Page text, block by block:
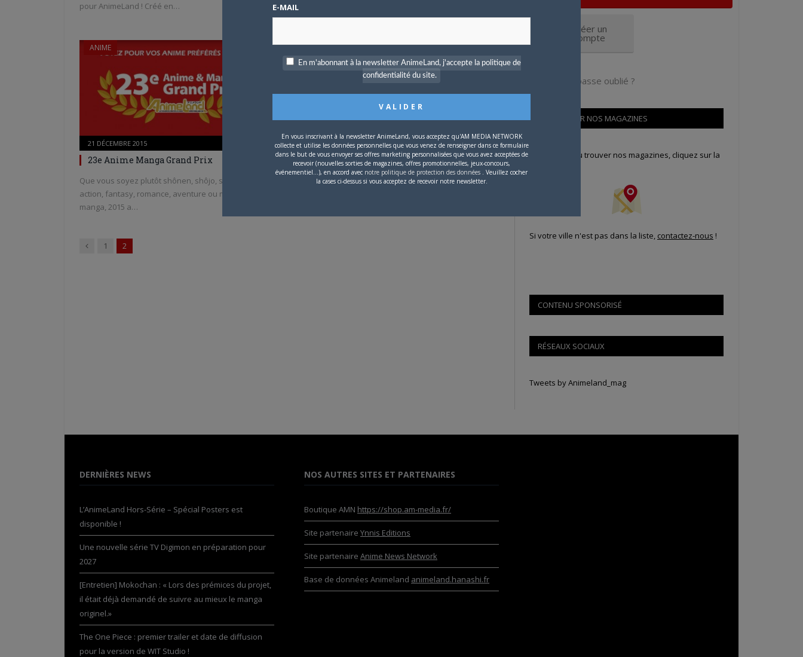
pour AnimeLand ! Créé en…
février à partir de 10h30 à Paris Manga…
ANIME
21 DÉCEMBRE 2015
23e Anime Manga Grand Prix
Que vous soyez plutôt shônen, shôjo, seinen, yaoi,
action, fantasy, romance, aventure ou même global
manga, 2015 a…
ANIMELAND
18 DÉCEMBRE 2015 1
Nouveau site : toutes les informations !
Nouveau site : on vous dit tout ! Plus clair, plus épuré
Précédent
1 2
Créer un
compte
Mot de passe oublié ?
OÙ TROUVER NOS MAGAZINES
Pour savoir où trouver nos magazines, cliquez sur la
Si votre ville n'est pas dans la liste, contactez-nous !
CONTENU SPONSORISÉ
RÉSEAUX SOCIAUX
Tweets by Animeland_mag
DERNIÈRES NEWS
L’AnimeLand Hors-Série – Spécial Posters est
disponible !
Une nouvelle série TV Digimon en préparation pour
2027
[Entretien] Mokochan : « Lors des prémices du projet,
il était déjà demandé de suivre au mieux le manga
originel.»
The One Piece : premier trailer et date de diffusion
pour la version de WIT Studio !
NOS AUTRES SITES ET PARTENAIRES
Boutique AMN https://shop.am-media.fr/
Site partenaire Ynnis Editions
Site partenaire Anime News Network
Base de données Animeland animeland.hanashi.fr
E-MAIL
En m'abonnant à la newsletter AnimeLand, j'accepte la politique de
confidentialité du site.
En vous inscrivant à la newsletter AnimeLand, vous acceptez qu'AM MEDIA NETWORK
collecte et utilise les données personnelles que vous venez de renseigner dans ce formulaire
dans le but de vous envoyer ses offres marketing personnalisées que vous avez acceptées de
recevoir (nouvelles sorties de magazines, offres promotionnelles, jeux-concours,
événementiel...), en accord avec notre politique de protection des données . Veuillez cocher
la cases ci-dessus si vous acceptez de recevoir notre newsletter.